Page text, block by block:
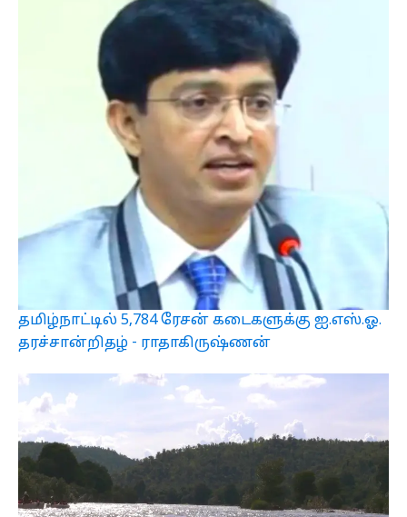
தமிழ்நாட்டில் 5,784 ரேசன் கடைகளுக்கு ஐ.எஸ்.ஓ.
தரச்சான்றிதழ் - ராதாகிருஷ்ணன்